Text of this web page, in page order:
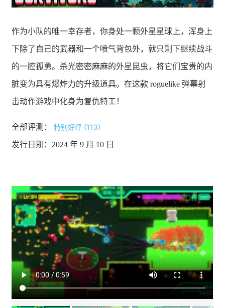
作为小队的唯一幸存者，你身处一颗外星星球上，浑身上
下除了自己的武器和一个喷气背包外，就只剩下继续战斗
的一腔孤勇。杀光密密麻麻的外星昆虫，将它们宝贵的内
脏变为具有爆炸力的升级道具。在这款 roguelike 弹幕射
击动作游戏中化身为复仇特工！
全部评测： 特别好评 (113)
发行日期：2024 年 9 月 10 日